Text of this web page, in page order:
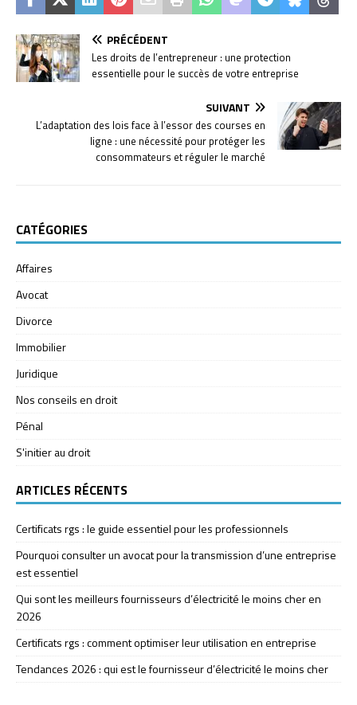
PRÉCÉDENT
Les droits de l’entrepreneur : une protection
essentielle pour le succès de votre entreprise
SUIVANT
L’adaptation des lois face à l’essor des courses en
ligne : une nécessité pour protéger les
consommateurs et réguler le marché
CATÉGORIES
Affaires
Avocat
Divorce
Immobilier
Juridique
Nos conseils en droit
Pénal
S'initier au droit
ARTICLES RÉCENTS
Certificats rgs : le guide essentiel pour les professionnels
Pourquoi consulter un avocat pour la transmission d’une entreprise
est essentiel
Qui sont les meilleurs fournisseurs d’électricité le moins cher en
2026
Certificats rgs : comment optimiser leur utilisation en entreprise
Tendances 2026 : qui est le fournisseur d’électricité le moins cher